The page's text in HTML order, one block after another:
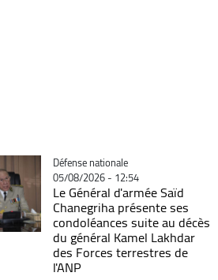
Catégorie
Défense nationale
05/08/2026 - 12:54
Le Général d'armée Saïd
Chanegriha présente ses
condoléances suite au décès
du général Kamel Lakhdar
des Forces terrestres de
l'ANP